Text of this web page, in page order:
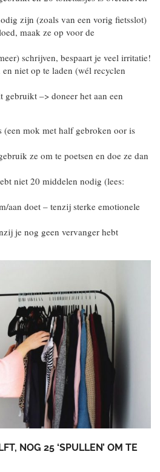
zijn (zoals van een vorig fietsslot)
maak ze op voor de
schrijven, bespaart je veel irritatie!
niet op te laden (wél recyclen
gebruikt –> doneer het aan een
(een mok met half gebroken oor is
ze om te poetsen en doe ze dan
niet 20 middelen nodig (lees:
aan doet – tenzij sterke emotionele
je nog geen vervanger hebt
NOG 25 ‘SPULLEN’ OM TE